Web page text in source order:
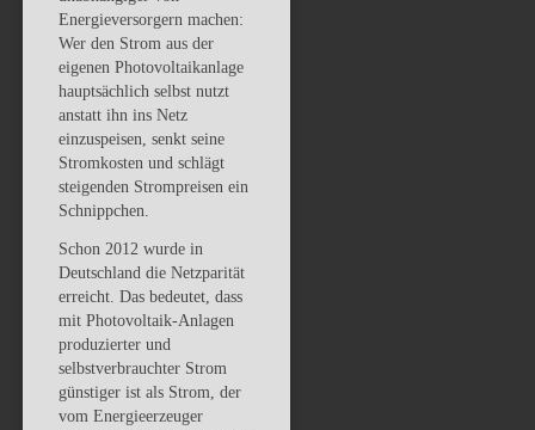
Energieversorgern machen:
Wer den Strom aus der
eigenen Photovoltaikanlage
hauptsächlich selbst nutzt
anstatt ihn ins Netz
einzuspeisen, senkt seine
Stromkosten und schlägt
steigenden Strompreisen ein
Schnippchen.
Schon 2012 wurde in
Deutschland die Netzparität
erreicht. Das bedeutet, dass
mit Photovoltaik-Anlagen
produzierter und
selbstverbrauchter Strom
günstiger ist als Strom, der
vom Energieerzeuger